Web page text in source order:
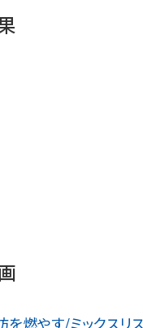
を燃やす/ミックスリ